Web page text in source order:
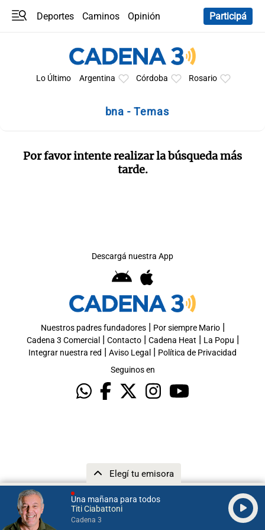
Una mañana para todos
Titi Ciabattoni
Cadena 3
Elegí tu emisora
Deportes Caminos
Opinión
Participá
Lo Último Argentina Córdoba Rosario
bna - Temas
Por favor intente realizar la búsqueda más
tarde.
Descargá nuestra App
Nuestros padres fundadores| Por siempre Mario|
Cadena 3 Comercial | Contacto| Cadena Heat | La Popu |
Integrar nuestra red | Aviso Legal | Política de Privacidad
Seguinos en